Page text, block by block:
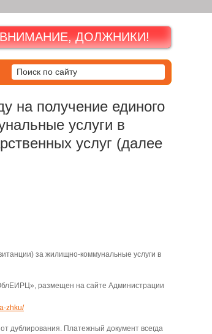
ВНИМАНИЕ, ДОЛЖНИКИ!
на получение единого
услуги в
услуг (далее
за жилищно-коммунальные услуги в
размещен на сайте Администрации
zhku/
дублирования. Платежный документ всегда